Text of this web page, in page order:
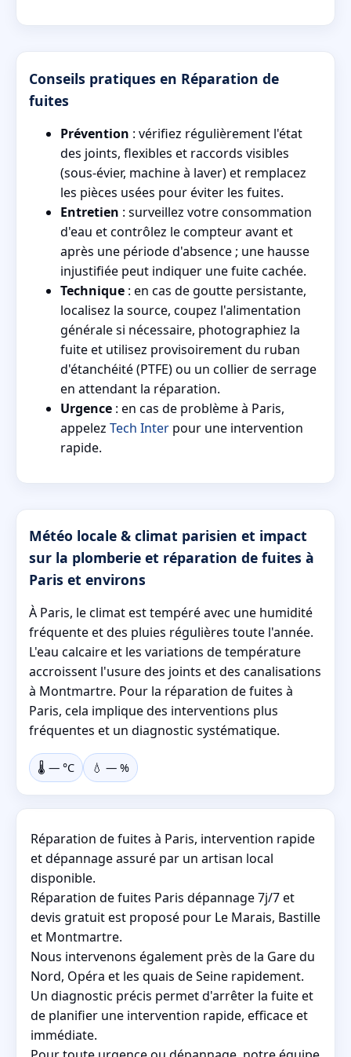
Conseils pratiques en Réparation de
fuites
Prévention : vérifiez régulièrement l'état
des joints, flexibles et raccords visibles
(sous-évier, machine à laver) et remplacez
les pièces usées pour éviter les fuites.
Entretien : surveillez votre consommation
d'eau et contrôlez le compteur avant et
après une période d'absence ; une hausse
injustifiée peut indiquer une fuite cachée.
Technique : en cas de goutte persistante,
localisez la source, coupez l'alimentation
générale si nécessaire, photographiez la
fuite et utilisez provisoirement du ruban
d'étanchéité (PTFE) ou un collier de serrage
en attendant la réparation.
Urgence : en cas de problème à Paris,
appelez Tech Inter pour une intervention
rapide.
Météo locale & climat parisien et impact
sur la plomberie et réparation de fuites à
Paris et environs
À Paris, le climat est tempéré avec une humidité
fréquente et des pluies régulières toute l'année.
L'eau calcaire et les variations de température
accroissent l'usure des joints et des canalisations
à Montmartre. Pour la réparation de fuites à
Paris, cela implique des interventions plus
fréquentes et un diagnostic systématique.
🌡️ — °C 💧 — %
Réparation de fuites à Paris, intervention rapide
et dépannage assuré par un artisan local
disponible.
Réparation de fuites Paris dépannage 7j/7 et
devis gratuit est proposé pour Le Marais, Bastille
et Montmartre.
Nous intervenons également près de la Gare du
Nord, Opéra et les quais de Seine rapidement.
Un diagnostic précis permet d'arrêter la fuite et
de planifier une intervention rapide, efficace et
immédiate.